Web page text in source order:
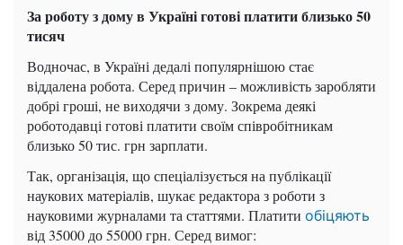
За роботу з дому в Україні готові платити близько 50
тисяч
Водночас, в Україні дедалі популярнішою стає
віддалена робота. Серед причин – можливість заробляти
добрі гроші, не виходячи з дому. Зокрема деякі
роботодавці готові платити своїм співробітникам
близько 50 тис. грн зарплати.
Так, організація, що спеціалізується на публікації
наукових матеріалів, шукає редактора з роботи з
науковими журналами та статтями. Платити обіцяють
від 35000 до 55000 грн. Серед вимог: